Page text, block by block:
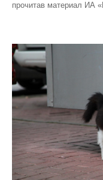
прочитав материал ИА